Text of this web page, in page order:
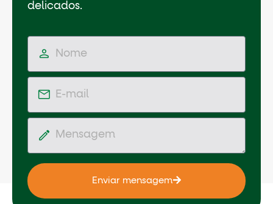
delicados.
Enviar mensagem